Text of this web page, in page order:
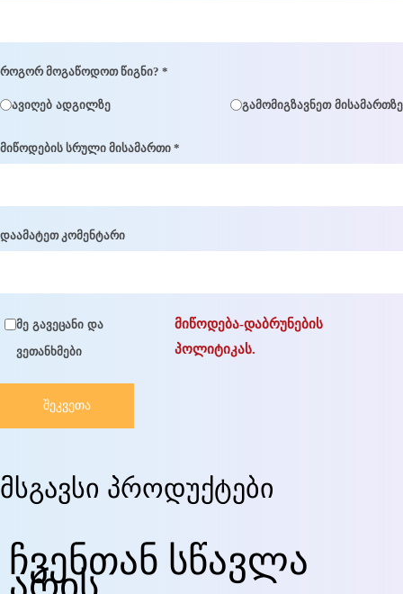
როგორ მოგაწოდოთ წიგნი? *
ავიღებ ადგილზე გამომიგზავნეთ მისამართზე
მიწოდების სრული მისამართი *
დაამატეთ კომენტარი
მე გავეცანი და
ვეთანხმები
მიწოდება-დაბრუნების
პოლიტიკას.
მსგავსი პროდუქტები
ჩვენთან სწავლა